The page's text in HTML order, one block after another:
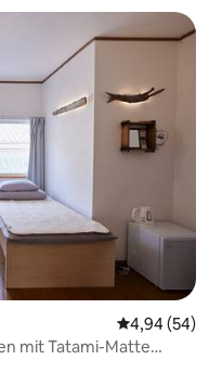
4,94 (54)
mit Tatami-Matte